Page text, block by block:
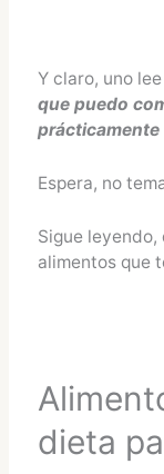
Y claro, uno
que puedo
Espera, no
Sigue
alimentos que
dieta